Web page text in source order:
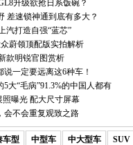
升级欲抢日系饭碗？
差速锁神通到底有多大？
汽打造自强“蓝芯”
蔚领顶配版实拍解析
款明锐官图赏析
一定要远离这6种车！
大“毛病”91.3%的中国人都有
照曝光 配大尺寸屏幕
会不会重复观致之路
车型 中型车 中大型车 SUV